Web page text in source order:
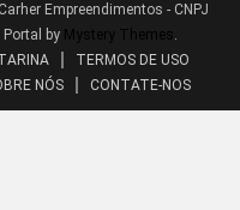
Empreendimentos - CNPJ
by Mystery Themes .
TERMOS DE USO
NÓS CONTATE-NOS